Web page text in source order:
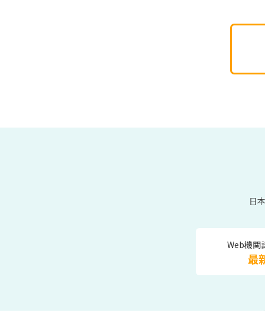
日
Web機関
最